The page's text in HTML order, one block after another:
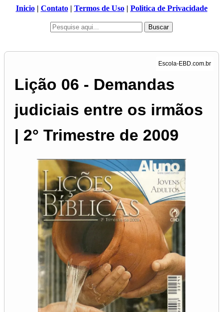
Inicio| Contato| Termos de Uso| Politica de Privacidade
Buscar
Lição 06 - Demandas
judiciais entre os irmãos
| 2° Trimestre de 2009